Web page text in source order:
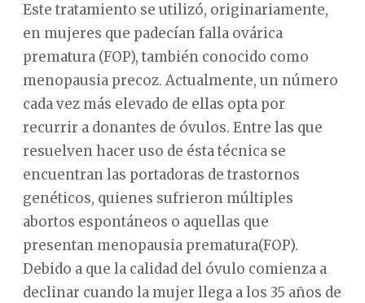
Este tratamiento se utilizó, originariamente,
en mujeres que padecían falla ovárica
prematura (FOP), también conocido como
menopausia precoz. Actualmente, un número
cada vez más elevado de ellas opta por
recurrir a donantes de óvulos. Entre las que
resuelven hacer uso de ésta técnica se
encuentran las portadoras de trastornos
genéticos, quienes sufrieron múltiples
abortos espontáneos o aquellas que
presentan menopausia prematura(FOP).
Debido a que la calidad del óvulo comienza a
declinar cuando la mujer llega a los 35 años de